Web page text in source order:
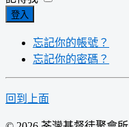
登入
忘記你的帳號？
忘記你的密碼？
回到上面